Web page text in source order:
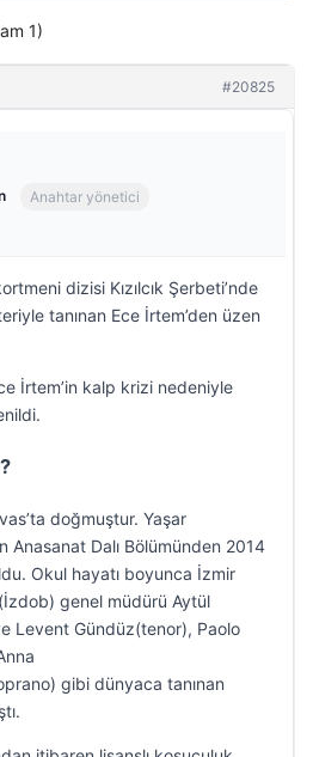
1)
#20825
Anahtar yönetici
dizisi Kızılcık Şerbeti’nde
tanınan Ece İrtem’den üzen
İrtem’in kalp krizi nedeniyle
doğmuştur. Yaşar
Anasanat Dalı Bölümünden 2014
Okul hayatı boyunca İzmir
genel müdürü Aytül
Levent Gündüz(tenor), Paolo
gibi dünyaca tanınan